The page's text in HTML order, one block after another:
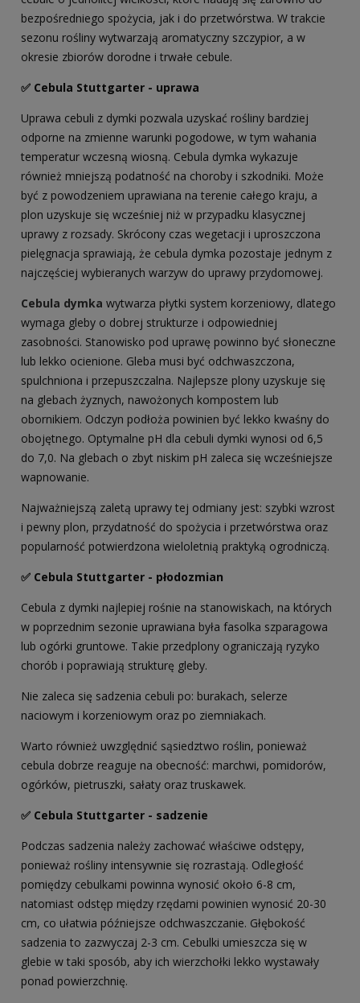
bezpośredniego spożycia, jak i do przetwórstwa. W trakcie
sezonu rośliny wytwarzają aromatyczny szczypior, a w
okresie zbiorów dorodne i trwałe cebule.
✅ Cebula Stuttgarter - uprawa
Uprawa cebuli z dymki pozwala uzyskać rośliny bardziej
odporne na zmienne warunki pogodowe, w tym wahania
temperatur wczesną wiosną. Cebula dymka wykazuje
również mniejszą podatność na choroby i szkodniki. Może
być z powodzeniem uprawiana na terenie całego kraju, a
plon uzyskuje się wcześniej niż w przypadku klasycznej
uprawy z rozsady. Skrócony czas wegetacji i uproszczona
pielęgnacja sprawiają, że cebula dymka pozostaje jednym z
najczęściej wybieranych warzyw do uprawy przydomowej.
Cebula dymka wytwarza płytki system korzeniowy, dlatego
wymaga gleby o dobrej strukturze i odpowiedniej
zasobności. Stanowisko pod uprawę powinno być słoneczne
lub lekko ocienione. Gleba musi być odchwaszczona,
spulchniona i przepuszczalna. Najlepsze plony uzyskuje się
na glebach żyznych, nawożonych kompostem lub
obornikiem. Odczyn podłoża powinien być lekko kwaśny do
obojętnego. Optymalne pH dla cebuli dymki wynosi od 6,5
do 7,0. Na glebach o zbyt niskim pH zaleca się wcześniejsze
wapnowanie.
Najważniejszą zaletą uprawy tej odmiany jest: szybki wzrost
i pewny plon, przydatność do spożycia i przetwórstwa oraz
popularność potwierdzona wieloletnią praktyką ogrodniczą.
✅ Cebula Stuttgarter - płodozmian
Cebula z dymki najlepiej rośnie na stanowiskach, na których
w poprzednim sezonie uprawiana była fasolka szparagowa
lub ogórki gruntowe. Takie przedplony ograniczają ryzyko
chorób i poprawiają strukturę gleby.
Nie zaleca się sadzenia cebuli po: burakach, selerze
naciowym i korzeniowym oraz po ziemniakach.
Warto również uwzględnić sąsiedztwo roślin, ponieważ
cebula dobrze reaguje na obecność: marchwi, pomidorów,
ogórków, pietruszki, sałaty oraz truskawek.
✅ Cebula Stuttgarter - sadzenie
Podczas sadzenia należy zachować właściwe odstępy,
ponieważ rośliny intensywnie się rozrastają. Odległość
pomiędzy cebulkami powinna wynosić około 6-8 cm,
natomiast odstęp między rzędami powinien wynosić 20-30
cm, co ułatwia późniejsze odchwaszczanie. Głębokość
sadzenia to zazwyczaj 2-3 cm. Cebulki umieszcza się w
glebie w taki sposób, aby ich wierzchołki lekko wystawały
ponad powierzchnię.